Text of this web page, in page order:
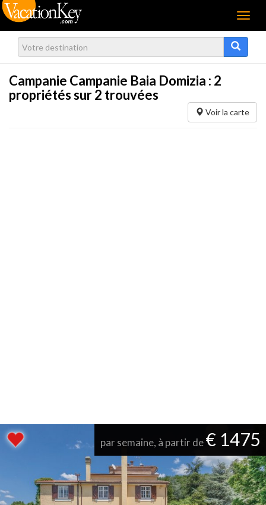
Menu
Campanie Campanie Baia Domizia : 2
propriétés sur 2 trouvées
Voir la carte
par semaine, à partir de€ 1475